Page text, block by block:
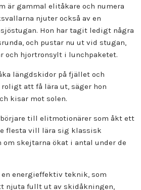
är gammal elitåkare och numera
njuter också av en
Hon har tagit ledigt några
och pustar nu ut vid stugan,
och hjortronsylt i lunchpaketet.
längdskidor på fjället och
att få lära ut, säger hon
kisar mot solen.
till elitmotionärer som åkt ett
flesta vill lära sig klassisk
skejtarna ökat i antal under de
energieffektiv teknik, som
njuta fullt ut av skidåkningen,